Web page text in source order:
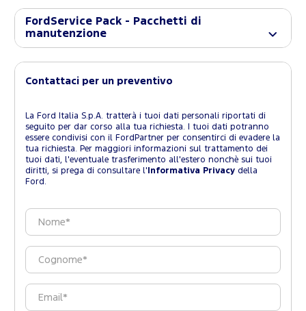
FordService Pack - Pacchetti di
manutenzione
Contattaci per un preventivo
La Ford Italia S.p.A. tratterà i tuoi dati personali riportati di
seguito per dar corso alla tua richiesta. I tuoi dati potranno
essere condivisi con il FordPartner per consentirci di evadere la
tua richiesta. Per maggiori informazioni sul trattamento dei
tuoi dati, l'eventuale trasferimento all'estero nonchè sui tuoi
diritti, si prega di consultare l' Informativa Privacy della
Ford.